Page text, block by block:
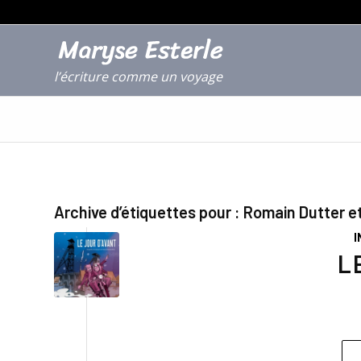
l’écriture comme un voyage
Archive d’étiquettes pour : Romain Dutter